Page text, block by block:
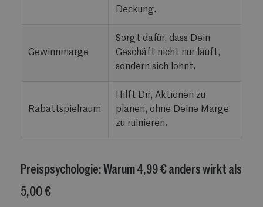
Deckung.
Gewinnmarge
Sorgt dafür, dass Dein
Geschäft nicht nur läuft,
sondern sich lohnt.
Rabattspielraum
Hilft Dir, Aktionen zu
planen, ohne Deine Marge
zu ruinieren.
Preispsychologie: Warum 4,99 € anders wirkt als
5,00 €